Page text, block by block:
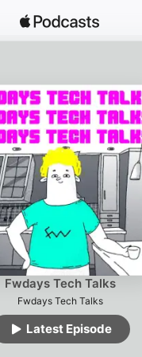
Fwdays Tech Talks
Fwdays Tech Talks
Latest Episode